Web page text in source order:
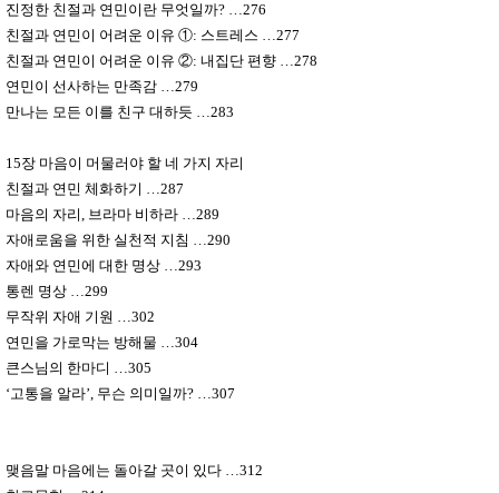
진정한 친절과 연민이란 무엇일까? …276
친절과 연민이 어려운 이유 ①: 스트레스 …277
친절과 연민이 어려운 이유 ②: 내집단 편향 …278
연민이 선사하는 만족감 …279
만나는 모든 이를 친구 대하듯 …283
15장 마음이 머물러야 할 네 가지 자리
친절과 연민 체화하기 …287
마음의 자리, 브라마 비하라 …289
자애로움을 위한 실천적 지침 …290
자애와 연민에 대한 명상 …293
통렌 명상 …299
무작위 자애 기원 …302
연민을 가로막는 방해물 …304
큰스님의 한마디 …305
‘고통을 알라’, 무슨 의미일까? …307
맺음말 마음에는 돌아갈 곳이 있다 …312